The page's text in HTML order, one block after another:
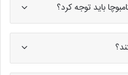
باید توجه کرد؟